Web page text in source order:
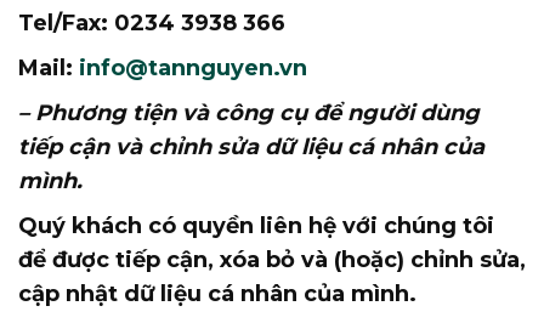
Tel/Fax: 0234 3938 366
Mail: info@tannguyen.vn
– Phương tiện và công cụ để người dùng
tiếp cận và chỉnh sửa dữ liệu cá nhân của
mình.
Quý khách có quyền liên hệ với chúng tôi
để được tiếp cận, xóa bỏ và (hoặc) chỉnh sửa,
cập nhật dữ liệu cá nhân của mình.